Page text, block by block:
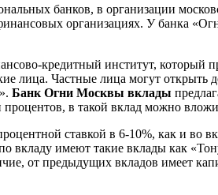
банков, в организации
организациях. У банка
кредитный институт, который
лица. Частные лица могут
Банк Огни Москвы вклады
в такой вклад можно
ставкой в 6-10%, как и
вкладу имеют такие вклады как
от предыдущих вкладов имеет